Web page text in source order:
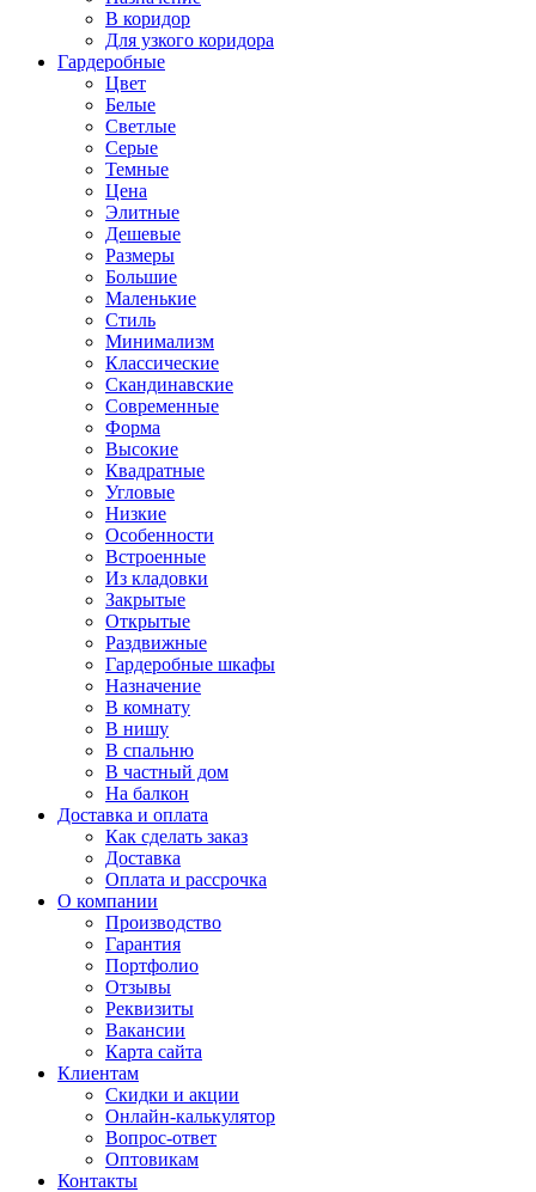
В коридор
Для узкого коридора
Гардеробные
Цвет
Белые
Светлые
Серые
Темные
Цена
Элитные
Дешевые
Размеры
Большие
Маленькие
Стиль
Минимализм
Классические
Скандинавские
Современные
Форма
Высокие
Квадратные
Угловые
Низкие
Особенности
Встроенные
Из кладовки
Закрытые
Открытые
Раздвижные
Гардеробные шкафы
Назначение
В комнату
В нишу
В спальню
В частный дом
На балкон
Доставка и оплата
Как сделать заказ
Доставка
Оплата и рассрочка
О компании
Производство
Гарантия
Портфолио
Отзывы
Реквизиты
Вакансии
Карта сайта
Клиентам
Скидки и акции
Онлайн-калькулятор
Вопрос-ответ
Оптовикам
Контакты